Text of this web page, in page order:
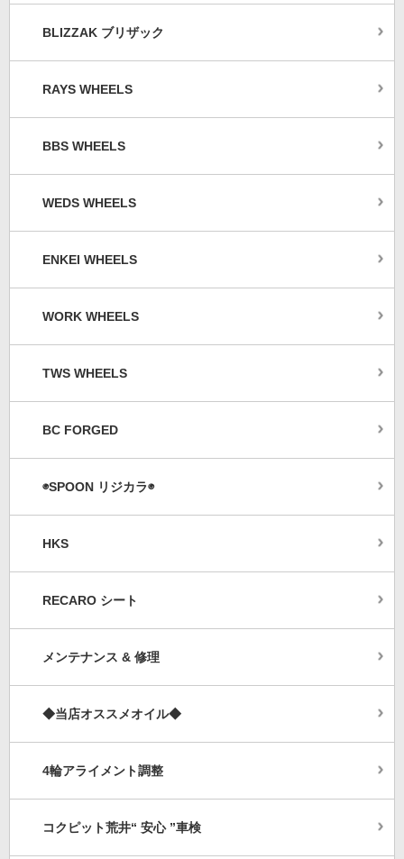
BLIZZAK ブリザック
RAYS WHEELS
BBS WHEELS
WEDS WHEELS
ENKEI WHEELS
WORK WHEELS
TWS WHEELS
BC FORGED
◉SPOON リジカラ◉
HKS
RECARO シート
メンテナンス & 修理
◆当店オススメオイル◆
4輪アライメント調整
コクピット荒井“ 安心 ”車検